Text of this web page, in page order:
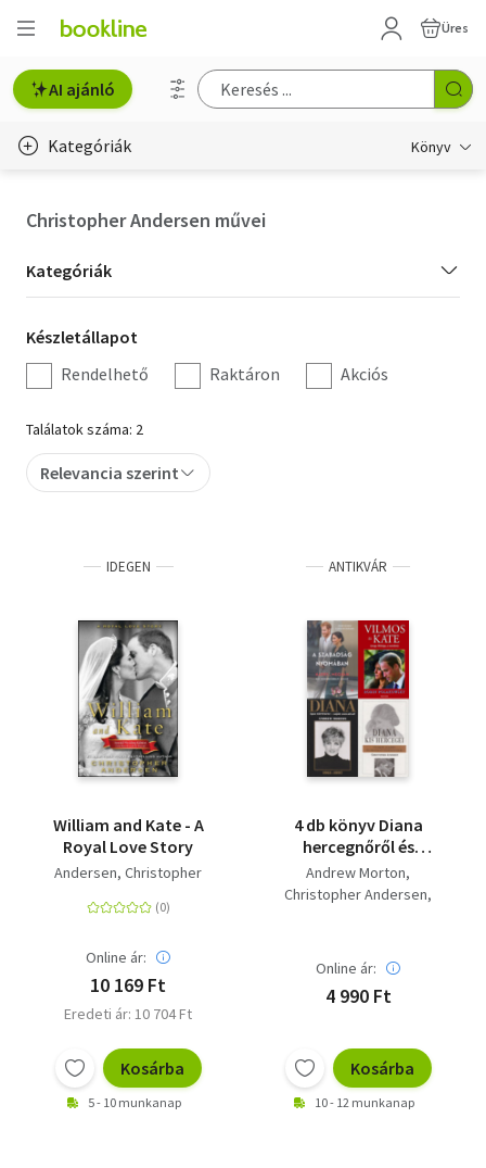
Üres
AI ajánló
Kategóriák Könyv
Hobbi, szabadidő
Irodalom
Művészet
Szakkönyv
Tankönyv, segédkönyv
Társadalomtudomány
Természettudomány
Történelem
Christopher Andersen művei
Kategória
szűrés
Kategóriák
Készletállapot
szűrés
Készletállapot
Rendelhető
Raktáron Akciós
Találatok száma: 2
Relevancia szerint
IDEGEN
William and Kate - A
Royal Love Story
Andersen, Christopher
Online ár:
10 169 Ft
Eredeti ár: 10 704 Ft
Kosárba
5 - 10 munkanap
ANTIKVÁR
4 db könyv Diana
hercegnőről és
gyermekeiről: Diana
igaz története - saját
édesanyjuk + A
szabadság nyomában
+ Vilmos és Kate -
Avagy őfelsége, a
szere
Andrew Morton
Christopher Andersen
Robin Polakowsky
Online ár:
4 990 Ft
Kosárba
10 - 12 munkanap